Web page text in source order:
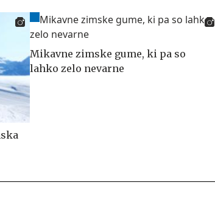
Mikavne zimske gume, ki pa so
lahko zelo nevarne